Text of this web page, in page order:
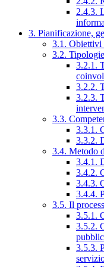
2.4.3.
3. Pianificazione,
3.1. Obiettivi
3.2.
3.2.1.
3.2.2.
3.2.3.
3.3.
3.3.1.
3.3.2.
3.4. Metodo
3.4.1.
3.4.2.
3.4.3.
3.4.4.
3.5. Il
3.5.1.
3.5.2.
3.5.3.